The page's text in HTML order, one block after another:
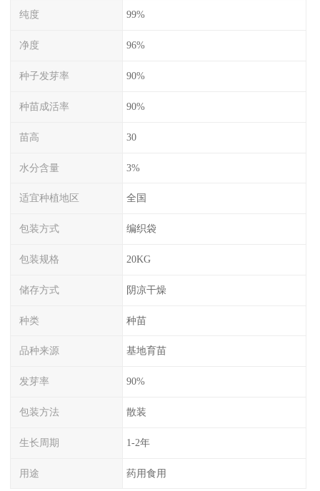
纯度 99%
净度 96%
种子发芽率 90%
种苗成活率 90%
苗高 30
水分含量 3%
适宜种植地区 全国
包装方式 编织袋
包装规格 20KG
储存方式 阴凉干燥
种类 种苗
品种来源 基地育苗
发芽率 90%
包装方法 散装
生长周期 1-2年
用途 药用食用